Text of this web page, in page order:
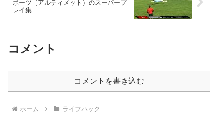
ポーツ（アルティメット）のスーパープ
レイ集
コメント
コメントを書き込む
ホーム ライフハック